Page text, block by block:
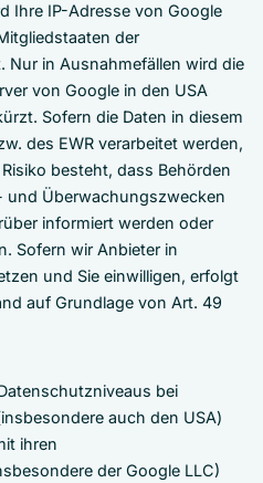
Ihre IP-Adresse von Google
der
Nur in Ausnahmefällen wird die
von Google in den USA
Sofern die Daten in diesem
des EWR verarbeitet werden,
besteht, dass Behörden
und Überwachungszwecken
informiert werden oder
Sofern wir Anbieter in
und Sie einwilligen, erfolgt
auf Grundlage von Art. 49
bei
auch den USA)
ihren
der Google LLC)